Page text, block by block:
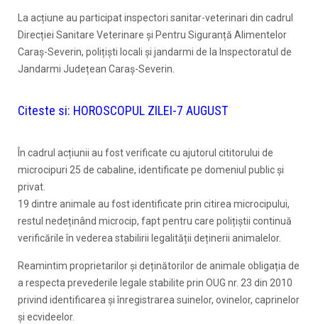
La acțiune au participat inspectori sanitar-veterinari din cadrul
Direcției Sanitare Veterinare și Pentru Siguranță Alimentelor
Caraș-Severin, polițiști locali și jandarmi de la Inspectoratul de
Jandarmi Județean Caraș-Severin.
Citeste si: HOROSCOPUL ZILEI-7 AUGUST
În cadrul acțiunii au fost verificate cu ajutorul cititorului de
microcipuri 25 de cabaline, identificate pe domeniul public și
privat.
19 dintre animale au fost identificate prin citirea microcipului,
restul nedeținând microcip, fapt pentru care polițiștii continuă
verificările în vederea stabilirii legalității deținerii animalelor.
Reamintim proprietarilor și deținătorilor de animale obligația de
a respecta prevederile legale stabilite prin OUG nr. 23 din 2010
privind identificarea și înregistrarea suinelor, ovinelor, caprinelor
și ecvideelor.